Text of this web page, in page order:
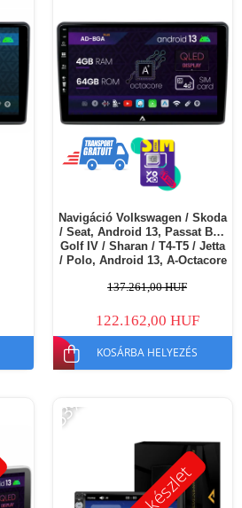
Navigáció Volkswagen / Skoda
/ Seat, Android 13, Passat B5 /
Golf IV / Sharan / T4-T5 / Jetta
/ Polo, Android 13, A-Octacore
Inch - AD-BGA10004+AD-
137.261,00 HUF
122.162,00 HUF
KOSÁRBA HELYEZÉS
-53%